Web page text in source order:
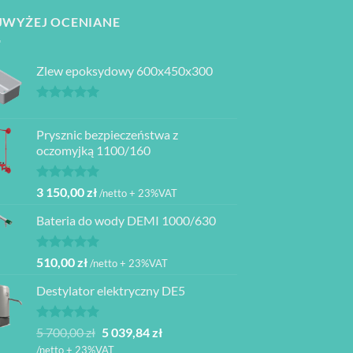
OCENIANE
Zlew epoksydowy 600x450x300
Prysznic bezpieczeństwa z
oczomyjką 1100/160
Oceniono
na 5
3 150,00zł/netto + 23%VAT
Bateria do wody DEMI 1000/630
Oceniono
na 5
510,00zł/netto + 23%VAT
Destylator elektryczny DE5
Oceniono
na 5
5 700,00zł Pierwotna
cena
5 039,84złAktualna
/netto + 23%VAT